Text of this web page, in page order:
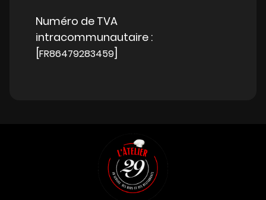
Numéro de TVA
intracommunautaire :
FR86479283459